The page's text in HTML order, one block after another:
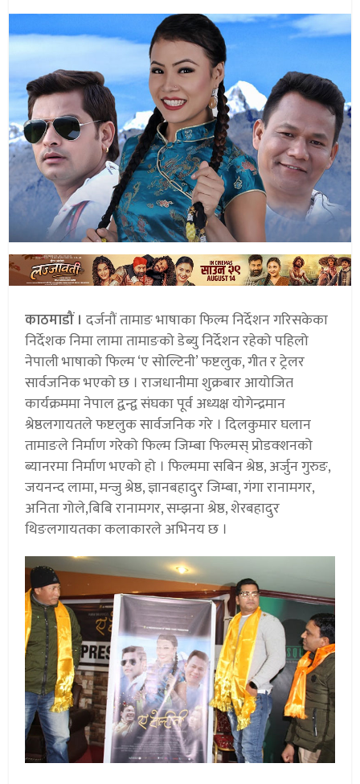
काठमाडौं । दर्जनौं तामाङ भाषाका फिल्म निर्देशन गरिसकेका
निर्देशक निमा लामा तामाङको डेब्यु निर्देशन रहेको पहिलो
नेपाली भाषाको फिल्म ‘ए सोल्टिनी’ फष्टलुक, गीत र ट्रेलर
सार्वजनिक भएको छ । राजधानीमा शुक्रबार आयोजित
कार्यक्रममा नेपाल द्वन्द्व संघका पूर्व अध्यक्ष योगेन्द्रमान
श्रेष्ठलगायतले फष्टलुक सार्वजनिक गरे । दिलकुमार घलान
तामाङले निर्माण गरेको फिल्म जिम्बा फिल्मस् प्रोडक्शनको
ब्यानरमा निर्माण भएको हो । फिल्ममा सबिन श्रेष्ठ, अर्जुन गुरुङ,
जयनन्द लामा, मन्जु श्रेष्ठ, ज्ञानबहादुर जिम्बा, गंगा रानामगर,
अनिता गोले,बिबि रानामगर, सम्झना श्रेष्ठ, शेरबहादुर
थिङलगायतका कलाकारले अभिनय छ ।